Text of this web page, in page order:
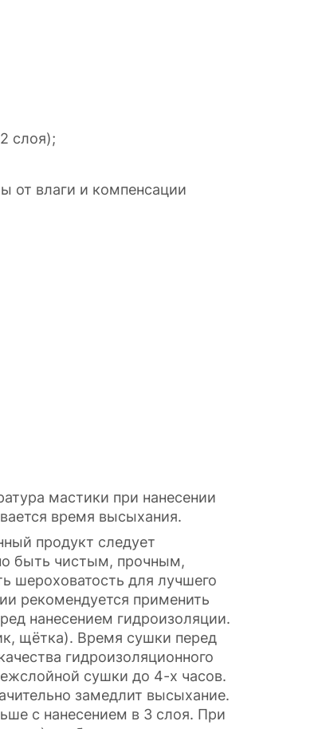
слоя);
от влаги и компенсации
мастики при нанесении
время высыхания.
продукт следует
быть чистым, прочным,
шероховатость для лучшего
рекомендуется применить
нанесением гидроизоляции.
щётка). Время сушки перед
гидроизоляционного
сушки до 4-х часов.
замедлит высыхание.
с нанесением в 3 слоя. При